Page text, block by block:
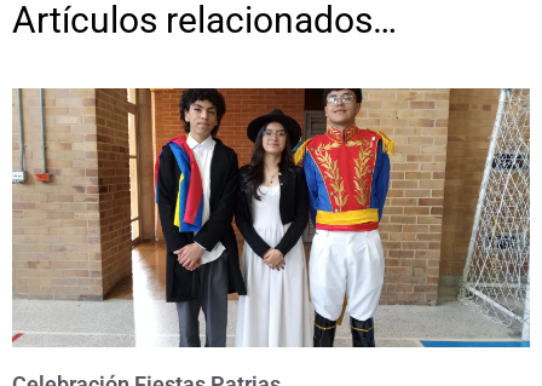
Artículos relacionados…